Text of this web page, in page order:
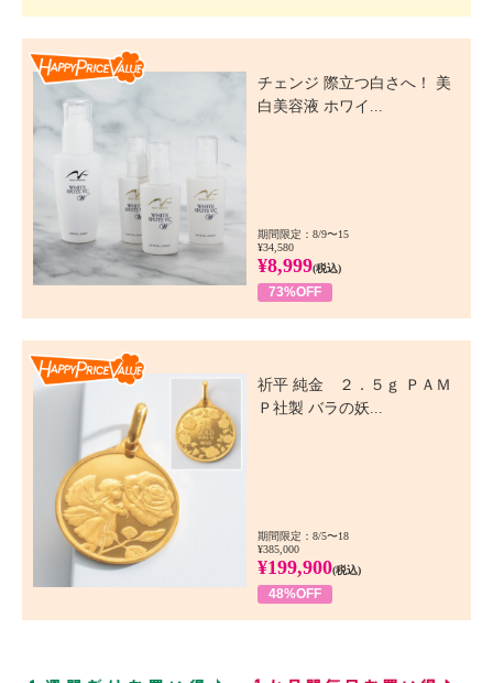
チェンジ 際立つ白さへ！ 美
白美容液 ホワイ...
期間限定：8/9〜15
¥34,580
¥8,999(税込)
73%OFF
祈平 純金 ２．５ｇ ＰＡＭ
Ｐ社製 バラの妖...
期間限定：8/5〜18
¥385,000
¥199,900(税込)
48%OFF